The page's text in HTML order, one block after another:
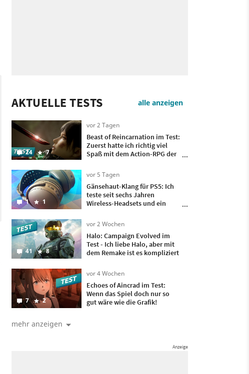
AKTUELLE TESTS alle anzeigen
24 7
vor 2 Tagen
Beast of Reincarnation im Test:
Zuerst hatte ich richtig viel
Spaß mit dem Action-RPG der
irgendwann wollte ich nur
noch, dass es vorbei ist
1 1
vor 5 Tagen
Gänsehaut-Klang für PS5: Ich
teste seit sechs Jahren
Wireless-Headsets und ein
auf meinem Kopf
41 8
vor 2 Wochen
Halo: Campaign Evolved im
Test - Ich liebe Halo, aber mit
dem Remake ist es kompliziert
7 2
vor 4 Wochen
Echoes of Aincrad im Test:
Wenn das Spiel doch nur so
gut wäre wie die Grafik!
mehr anzeigen